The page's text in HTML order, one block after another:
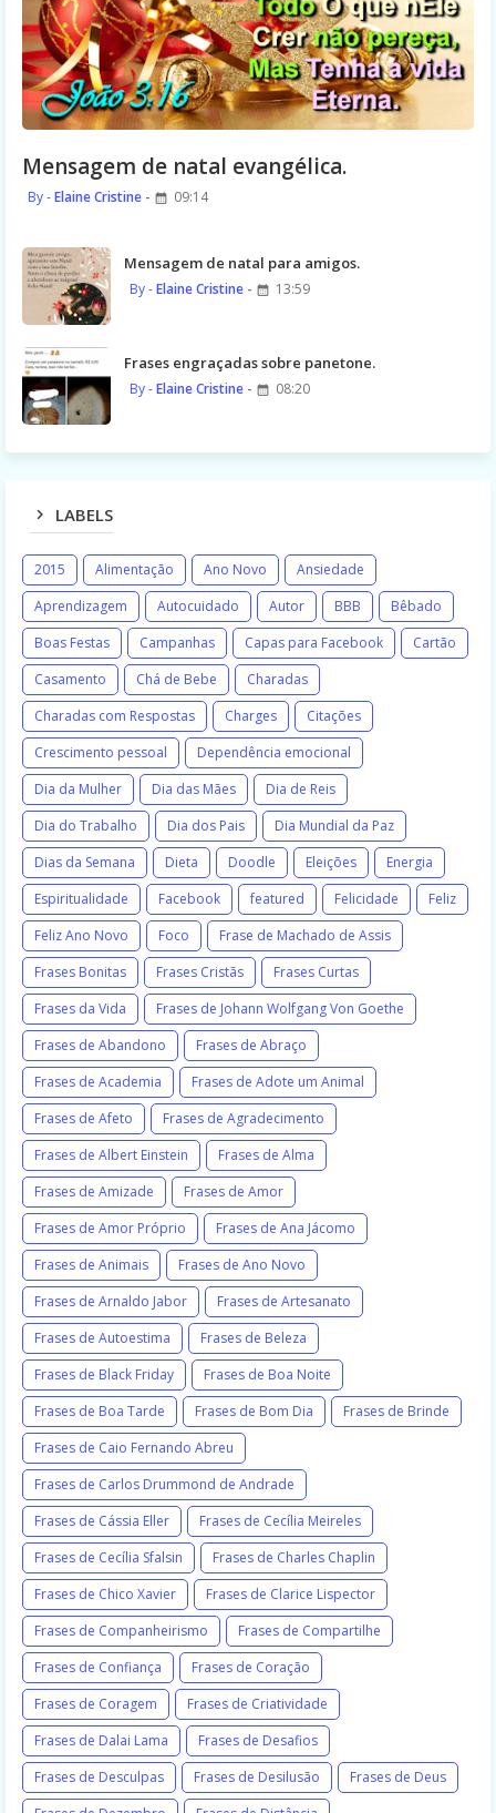
Mensagem de natal evangélica.
Elaine Cristine 09:14
Mensagem de natal para amigos.
Elaine Cristine 13:59
Frases engraçadas sobre panetone.
Elaine Cristine 08:20
LABELS
2015 Alimentação Ano Novo
Ansiedade
Aprendizagem
Autocuidado Autor BBB
Bêbado
Boas Festas
Campanhas Capas para Facebook
Cartão
Casamento
Chá de Bebe
Charadas
Charadas com Respostas
Charges
Citações
Crescimento pessoal
Dependência emocional
Dia da Mulher
Dia das Mães
Dia de Reis
Dia do Trabalho
Dia dos Pais
Dia Mundial da Paz
Dias da Semana
Dieta Doodle Eleições
Energia
Espiritualidade
Facebook featured Felicidade
Feliz
Feliz Ano Novo
Foco
Frase de Machado de Assis
Frases Bonitas
Frases Cristãs
Frases Curtas
Frases da Vida
Frases de Johann Wolfgang Von Goethe
Frases de Abandono
Frases de Abraço
Frases de Academia
Frases de Adote um Animal
Frases de Afeto
Frases de Agradecimento
Frases de Albert Einstein
Frases de Alma
Frases de Amizade
Frases de Amor
Frases de Amor Próprio
Frases de Ana Jácomo
Frases de Animais
Frases de Ano Novo
Frases de Arnaldo Jabor
Frases de Artesanato
Frases de Autoestima
Frases de Beleza
Frases de Black Friday
Frases de Boa Noite
Frases de Boa Tarde
Frases de Bom Dia
Frases de Brinde
Frases de Caio Fernando Abreu
Frases de Carlos Drummond de Andrade
Frases de Cássia Eller
Frases de Cecília Meireles
Frases de Cecília Sfalsin
Frases de Charles Chaplin
Frases de Chico Xavier
Frases de Clarice Lispector
Frases de Companheirismo
Frases de Compartilhe
Frases de Confiança
Frases de Coração
Frases de Coragem
Frases de Criatividade
Frases de Dalai Lama
Frases de Desafios
Frases de Desculpas
Frases de Desilusão
Frases de Deus